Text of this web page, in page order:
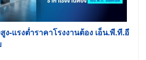
-แรงต่ำราคาโรงงานต้อง เอ็น.พี.ที.อี